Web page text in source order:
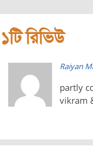
১টি রিভিউ
Raiyan
partly
vikram